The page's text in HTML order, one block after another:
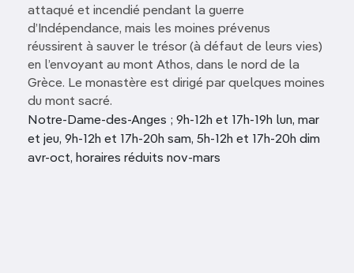
attaqué et incendié pendant la guerre
d’Indépendance, mais les moines prévenus
réussirent à sauver le trésor (à défaut de leurs vies)
en l’envoyant au mont Athos, dans le nord de la
Grèce. Le monastère est dirigé par quelques moines
du mont sacré.
Notre-Dame-des-Anges ; 9h-12h et 17h-19h lun, mar
et jeu, 9h-12h et 17h-20h sam, 5h-12h et 17h-20h dim
avr-oct, horaires réduits nov-mars